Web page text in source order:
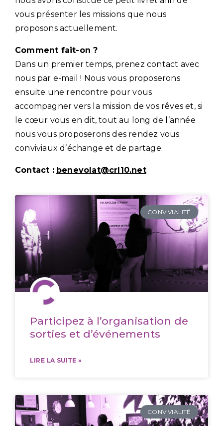
vous présenter les missions que nous
proposons actuellement.
Comment fait-on ?
Dans un premier temps, prenez contact avec
nous par e-mail ! Nous vous proposerons
ensuite une rencontre pour vous
accompagner vers la mission de vos rêves et, si
le cœur vous en dit, tout au long de l’année
nous vous proposerons des rendez vous
conviviaux d’échange et de partage.
Contact : benevolat@crl10.net
CONVIVIALITÉ
Participez à l’organisation de
sorties et d’événements
LIRE LA SUITE »
CONVIVIALITÉ